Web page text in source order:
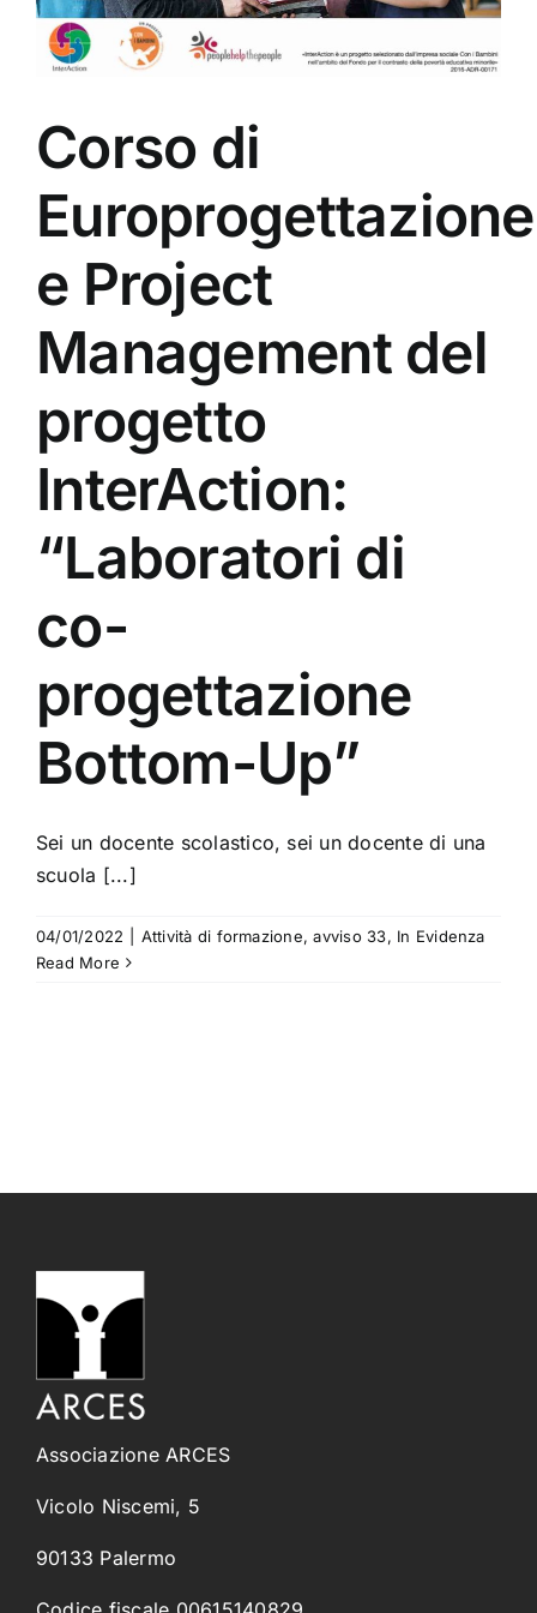
Corso di
Europrogettazione
e Project
Management del
progetto
InterAction:
“Laboratori di
co-
progettazione
Bottom-Up”
Sei un docente scolastico, sei un docente di una
scuola [...]
04/01/2022 Attività di formazione,avviso 33, In Evidenza
Read More
Associazione ARCES
Vicolo Niscemi, 5
90133 Palermo